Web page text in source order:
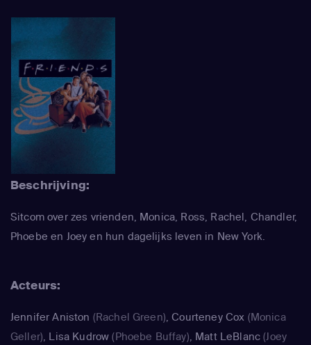
Beschrijving:
Sitcom over zes vrienden, Monica, Ross, Rachel, Chandler,
Phoebe en Joey en hun dagelijks leven in New York.
Acteurs:
Jennifer Aniston (Rachel Green),Courteney Cox (Monica
Geller), Lisa Kudrow (Phoebe Buffay), Matt LeBlanc (Joey